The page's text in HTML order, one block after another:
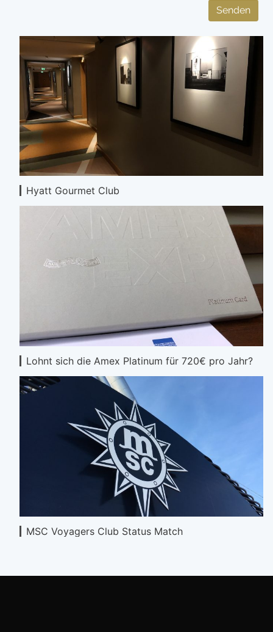
Senden
Hyatt Gourmet Club
Lohnt sich die Amex Platinum für 720€ pro Jahr?
MSC Voyagers Club Status Match